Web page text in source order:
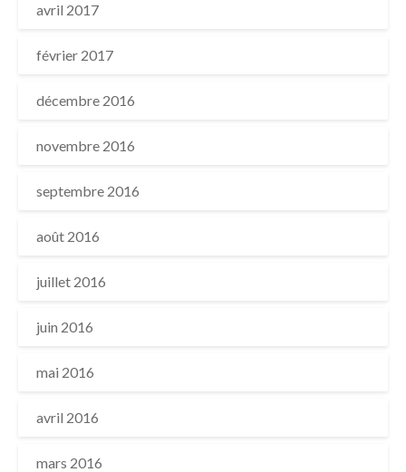
avril 2017
février 2017
décembre 2016
novembre 2016
septembre 2016
août 2016
juillet 2016
juin 2016
mai 2016
avril 2016
mars 2016